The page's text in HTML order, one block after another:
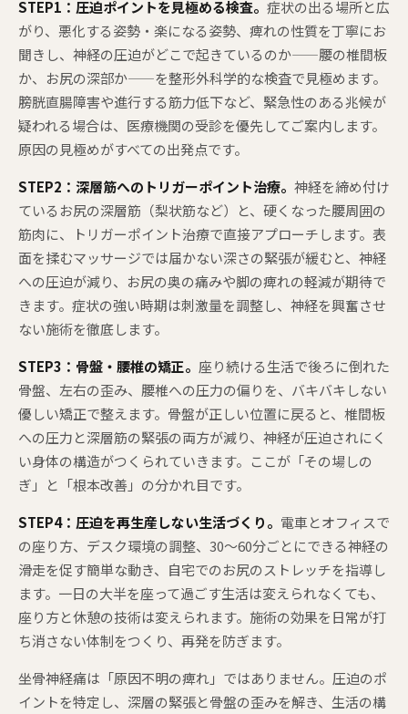
STEP1：圧迫ポイントを見極める検査。 症状の出る場所と広
がり、悪化する姿勢・楽になる姿勢、痺れの性質を丁寧にお
聞きし、神経の圧迫がどこで起きているのか——腰の椎間板
か、お尻の深部か——を整形外科学的な検査で見極めます。
膀胱直腸障害や進行する筋力低下など、緊急性のある兆候が
疑われる場合は、医療機関の受診を優先してご案内します。
原因の見極めがすべての出発点です。
STEP2：深層筋へのトリガーポイント治療。 神経を締め付け
ているお尻の深層筋（梨状筋など）と、硬くなった腰周囲の
筋肉に、トリガーポイント治療で直接アプローチします。表
面を揉むマッサージでは届かない深さの緊張が緩むと、神経
への圧迫が減り、お尻の奥の痛みや脚の痺れの軽減が期待で
きます。症状の強い時期は刺激量を調整し、神経を興奮させ
ない施術を徹底します。
STEP3：骨盤・腰椎の矯正。 座り続ける生活で後ろに倒れた
骨盤、左右の歪み、腰椎への圧力の偏りを、バキバキしない
優しい矯正で整えます。骨盤が正しい位置に戻ると、椎間板
への圧力と深層筋の緊張の両方が減り、神経が圧迫されにく
い身体の構造がつくられていきます。ここが「その場しの
ぎ」と「根本改善」の分かれ目です。
STEP4：圧迫を再生産しない生活づくり。 電車とオフィスで
の座り方、デスク環境の調整、30〜60分ごとにできる神経の
滑走を促す簡単な動き、自宅でのお尻のストレッチを指導し
ます。一日の大半を座って過ごす生活は変えられなくても、
座り方と休憩の技術は変えられます。施術の効果を日常が打
ち消さない体制をつくり、再発を防ぎます。
坐骨神経痛は「原因不明の痺れ」ではありません。圧迫のポ
イントを特定し、深層の緊張と骨盤の歪みを解き、生活の構